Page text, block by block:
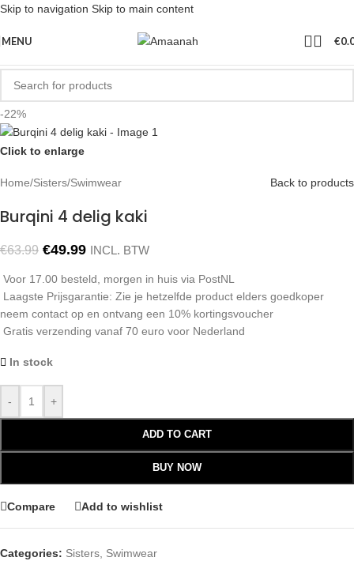
Skip to navigation Skip to main content
MENU €
-22%
Click to enlarge
Home/Sisters/Swimwear Back to products
Burqini 4 delig kaki
€63.99 €49.99 INCL. BTW
Voor 17.00 besteld, morgen in huis via PostNL
Laagste Prijsgarantie: Zie je hetzelfde product elders goedkoper
neem contact op en ontvang een 10% kortingsvoucher
Gratis verzending vanaf 70 euro voor Nederland
In stock
- +
ADD TO CART
BUY NOW
Compare Add to wishlist
Categories: Sisters, Swimwear